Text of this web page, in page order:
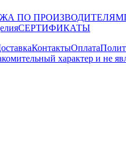
ПО ПРОИЗВОДИТЕЛЯМ
СЕРТИФИКАТЫ
КонтактыОплата
характер и не